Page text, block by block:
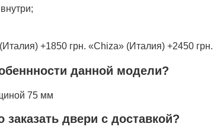
+1850 грн. «Chiza» (Италия) +2450 грн.
данной модели?
75 мм
заказать двери с доставкой?